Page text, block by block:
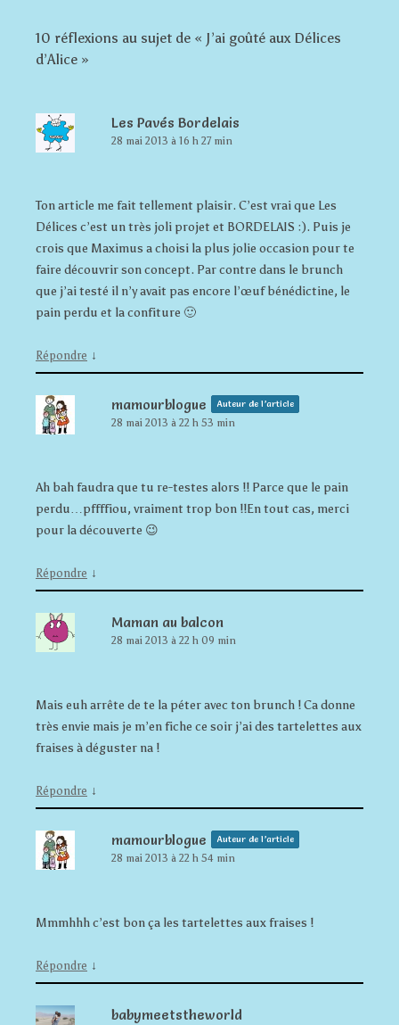
10 réflexions au sujet de « J’ai goûté aux Délices
d’Alice »
Les Pavés Bordelais
28 mai 2013 à 16 h 27 min
Ton article me fait tellement plaisir. C’est vrai que Les
Délices c’est un très joli projet et BORDELAIS :). Puis je
crois que Maximus a choisi la plus jolie occasion pour te
faire découvrir son concept. Par contre dans le brunch
que j’ai testé il n’y avait pas encore l’œuf bénédictine, le
pain perdu et la confiture 🙂
Répondre ↓
mamourblogue Auteur de l’article
28 mai 2013 à 22 h 53 min
Ah bah faudra que tu re-testes alors !! Parce que le pain
perdu…pffffiou, vraiment trop bon !!En tout cas, merci
pour la découverte 😉
Répondre ↓
Maman au balcon
28 mai 2013 à 22 h 09 min
Mais euh arrête de te la péter avec ton brunch ! Ca donne
très envie mais je m’en fiche ce soir j’ai des tartelettes aux
fraises à déguster na !
Répondre ↓
mamourblogue Auteur de l’article
28 mai 2013 à 22 h 54 min
Mmmhhh c’est bon ça les tartelettes aux fraises !
Répondre ↓
babymeetstheworld